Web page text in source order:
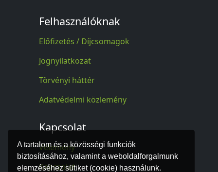
A tartalom és a közösségi funkciók
biztosításához, valamint a weboldalforgalmunk
elemzéséhez sütiket (cookie) használunk.
Felhasználóknak
Előfizetés / Díjcsomagok
Jognyilatkozat
Törvényi háttér
Adatvédelmi közlemény
Kapcsolat
Vélemény
Kapcsolat